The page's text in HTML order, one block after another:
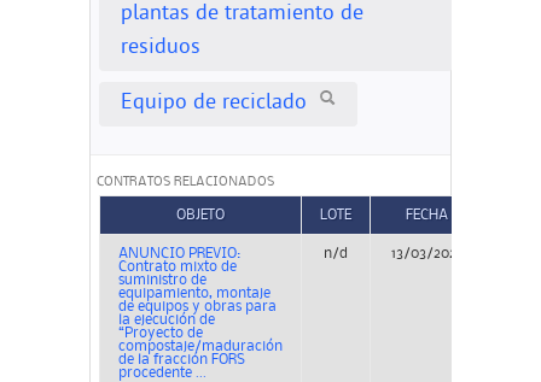
plantas de tratamiento de
residuos
Equipo de reciclado
CONTRATOS RELACIONADOS
OBJETO LOTE FECHA
ANUNCIO PREVIO:
Contrato mixto de
suministro de
equipamiento, montaje
de equipos y obras para
la ejecución de
“Proyecto de
compostaje/maduración
de la fracción FORS
procedente ...
n/d 13/03/2025